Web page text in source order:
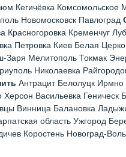
Кегичёвка
Новомосковск Павлоград
Кременчуг
Петровка Киев Белая
Мелитополь Токмак
Николаевка
Антрацит Белолуцк
Васильевка
Винница Балановка
область Ужгород
Коростень Новоград-